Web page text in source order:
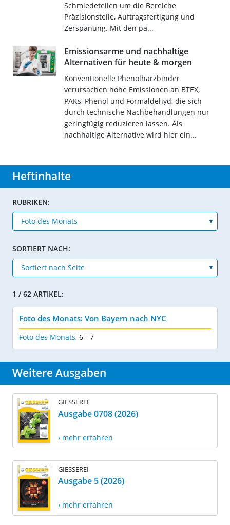
Schmiedeteilen um die Bereiche
Präzisionsteile, Auftragsfertigung und
Zerspanung. Mit den pa...
Emissionsarme und nachhaltige
Alternativen für heute & morgen
Konventionelle Phenolharzbinder
verursachen hohe Emissionen an BTEX,
PAKs, Phenol und Formaldehyd, die sich
durch technische Nachbehandlungen nur
geringfügig reduzieren lassen. Als
nachhaltige Alternative wird hier ein...
Heftinhalte
RUBRIKEN:
SORTIERT NACH:
1 / 62 ARTIKEL:
Foto des Monats: Von Bayern nach NYC
Foto des Monats, 6 - 7
Weitere Ausgaben
GIESSEREI
Ausgabe 0708 (2026)
› mehr erfahren
GIESSEREI
Ausgabe 5 (2026)
› mehr erfahren